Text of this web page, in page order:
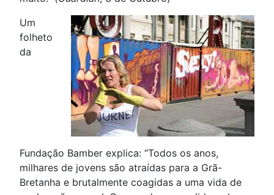
Um
folheto
da
Fundação Bamber explica: “Todos os anos,
milhares de jovens são atraídas para a Grã-
Bretanha e brutalmente coagidas a uma vida de